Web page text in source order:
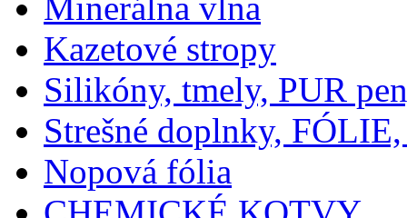
Kazetové stropy
Silikóny, tmely, PUR
Strešné doplnky,
Nopová fólia